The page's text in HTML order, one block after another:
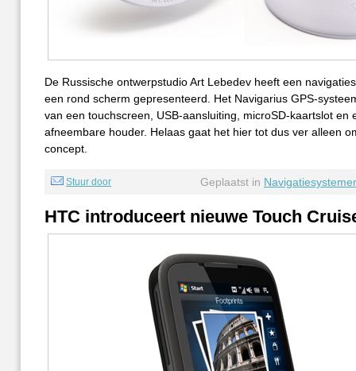
De Russische ontwerpstudio Art Lebedev heeft een
een rond scherm gepresenteerd. Het Navigarius GPS-
van een touchscreen, USB-aansluiting, microSD-kaartslot en
afneembare houder. Helaas gaat het hier tot dus ver alleen
concept.
Stuur door Geplaatst in
HTC introduceert nieuwe Touch